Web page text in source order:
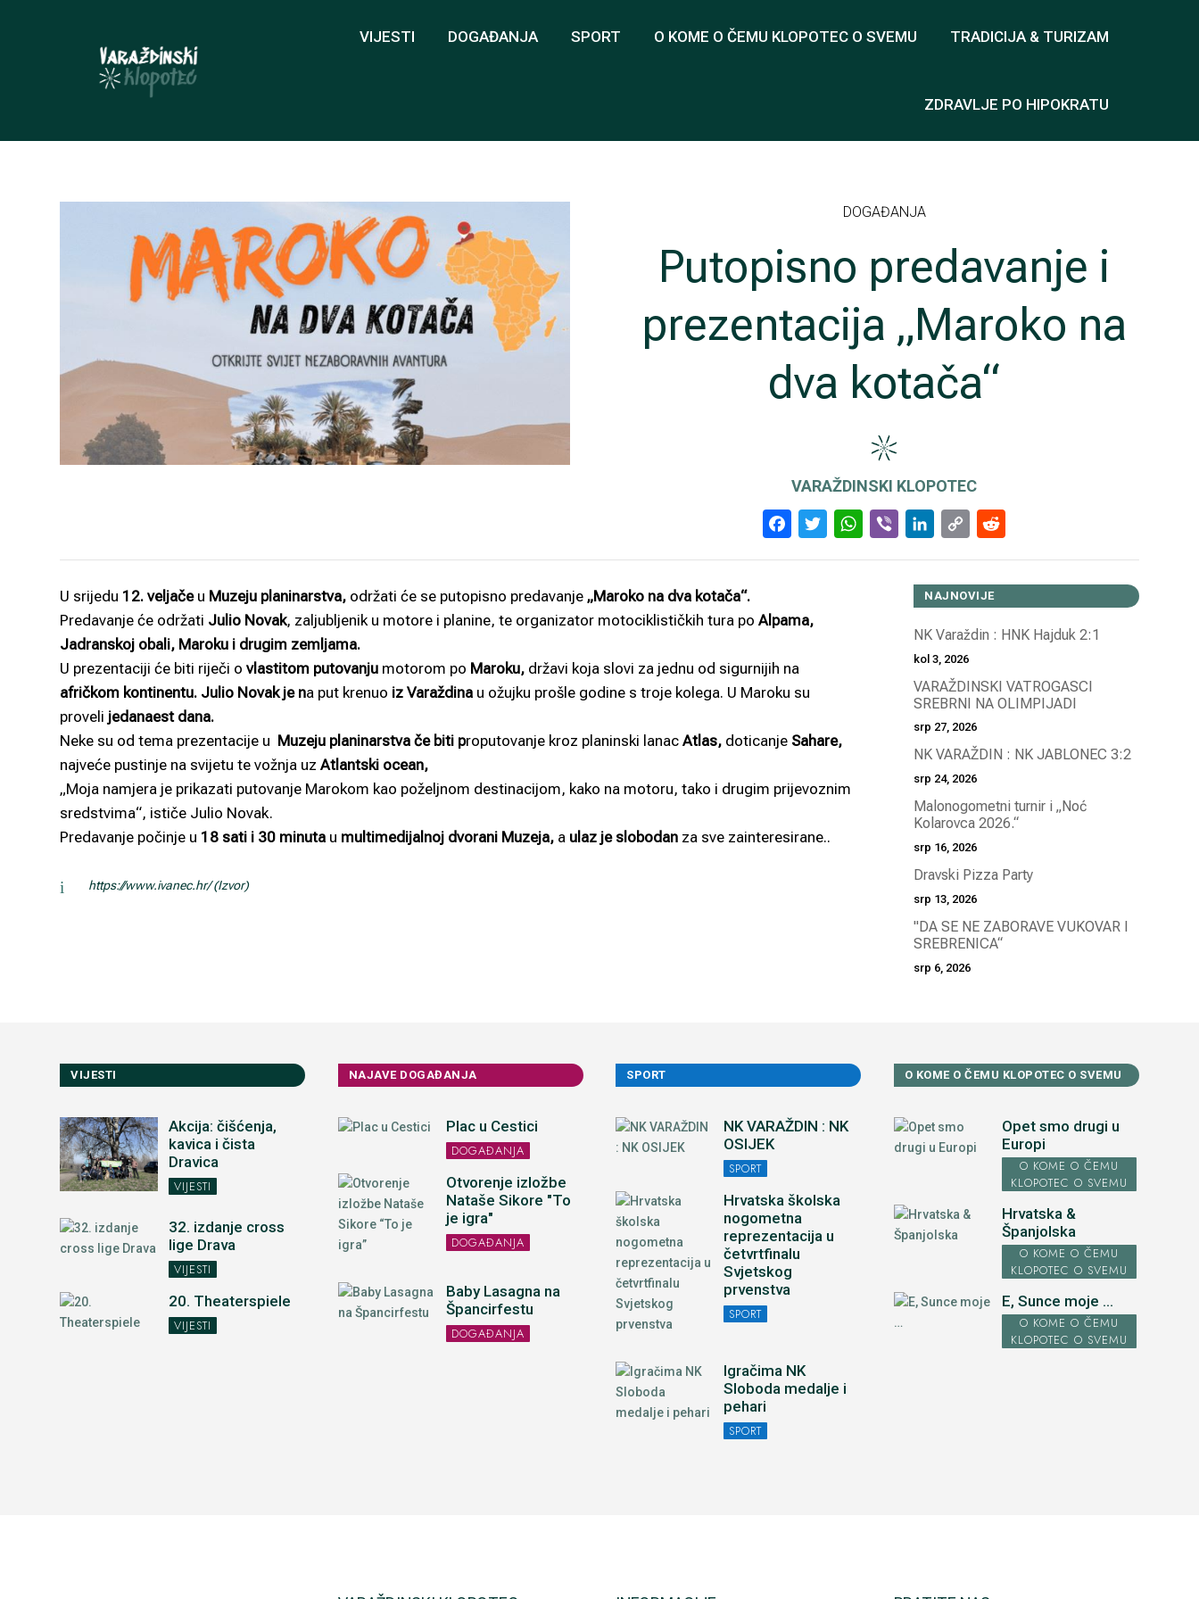
VIJESTI DOGAĐANJA SPORT O KOME O ČEMU KLOPOTEC O SVEMU TRADICIJA & TURIZAM
ZDRAVLJE PO HIPOKRATU
DOGAĐANJA
Putopisno predavanje i
prezentacija „Maroko na
dva kotača“
VARAŽDINSKI KLOPOTEC
Facebook
Twitter
WhatsApp
ViberLinkedIn
Copy
Link
U srijedu 12. veljačeu Muzeju planinarstva, održati će se putopisno predavanje „Maroko na dva kotača“.
Predavanje će održati Julio Novak, zaljubljenik u motore i planine, te organizator motociklističkih tura po Alpama,
Jadranskoj obali, Maroku i drugim zemljama.
U prezentaciji će biti riječi o vlastitom putovanju motorom po Maroku, državi koja slovi za jednu od sigurnijih na
afričkom kontinentu. Julio Novak je na put krenuo iz Varaždina u ožujku prošle godine s troje kolega. U Maroku su
proveli jedanaest dana.
Neke su od tema prezentacije u Muzeju planinarstva če biti proputovanje kroz planinski lanac Atlas, doticanje Sahare,
najveće pustinje na svijetu te vožnja uzAtlantski ocean,
„Moja namjera je prikazati putovanje Marokom kao poželjnom destinacijom, kako na motoru, tako i drugim prijevoznim
sredstvima“, ističe Julio Novak.
Predavanje počinje u 18 sati i 30 minuta u multimedijalnoj dvorani Muzeja, a ulaz je slobodan za sve zainteresirane..
i https://www.ivanec.hr/ (Izvor)
NAJNOVIJE
NK Varaždin : HNK Hajduk 2:1
kol 3, 2026
VARAŽDINSKI VATROGASCI
SREBRNI NA OLIMPIJADI
srp 27, 2026
NK VARAŽDIN : NK JABLONEC 3:2
srp 24, 2026
Malonogometni turnir i „Noć
Kolarovca 2026.“
srp 16, 2026
Dravski Pizza Party
srp 13, 2026
"DA SE NE ZABORAVE VUKOVAR I
SREBRENICA“
srp 6, 2026
VIJESTI
Akcija: čišćenja,
kavica i čista
Dravica
VIJESTI
32. izdanje cross
lige Drava
VIJESTI
20. Theaterspiele
VIJESTI
NAJAVE DOGAĐANJA
Plac u Cestici
DOGAĐANJA
Otvorenje izložbe
Nataše Sikore "To
je igra"
DOGAĐANJA
Baby Lasagna na
Špancirfestu
DOGAĐANJA
SPORT
NK VARAŽDIN : NK
OSIJEK
SPORT
Hrvatska školska
nogometna
reprezentacija u
četvrtfinalu
Svjetskog
prvenstva
SPORT
Igračima NK
Sloboda medalje i
pehari
SPORT
O KOME O ČEMU KLOPOTEC O SVEMU
Opet smo drugi u
Europi
O KOME O ČEMU
KLOPOTEC O SVEMU
Hrvatska &
Španjolska
O KOME O ČEMU
KLOPOTEC O SVEMU
E, Sunce moje ...
O KOME O ČEMU
KLOPOTEC O SVEMU